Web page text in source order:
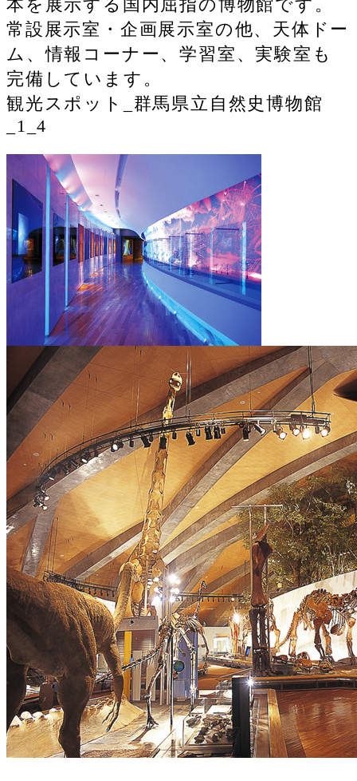
本を展示する国内屈指の博物館です。
常設展示室・企画展示室の他、天体ドー
ム、情報コーナー、学習室、実験室も
完備しています。
観光スポット_群馬県立自然史博物館
_1_4